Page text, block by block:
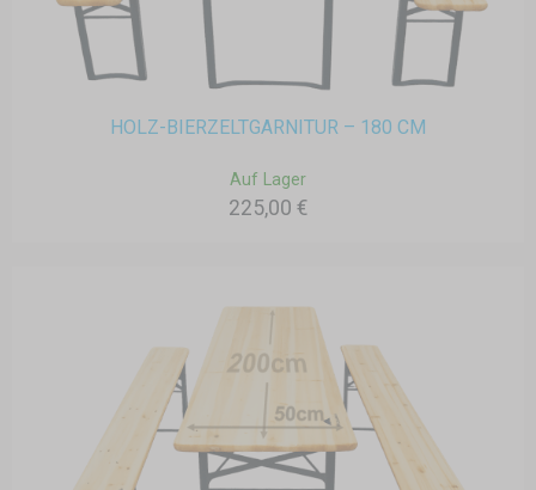
HOLZ-BIERZELTGARNITUR – 180 CM
Auf Lager
225,00 €